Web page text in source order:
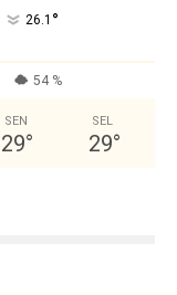
26.1 °
54 %
SEN
29°
SEL
29°